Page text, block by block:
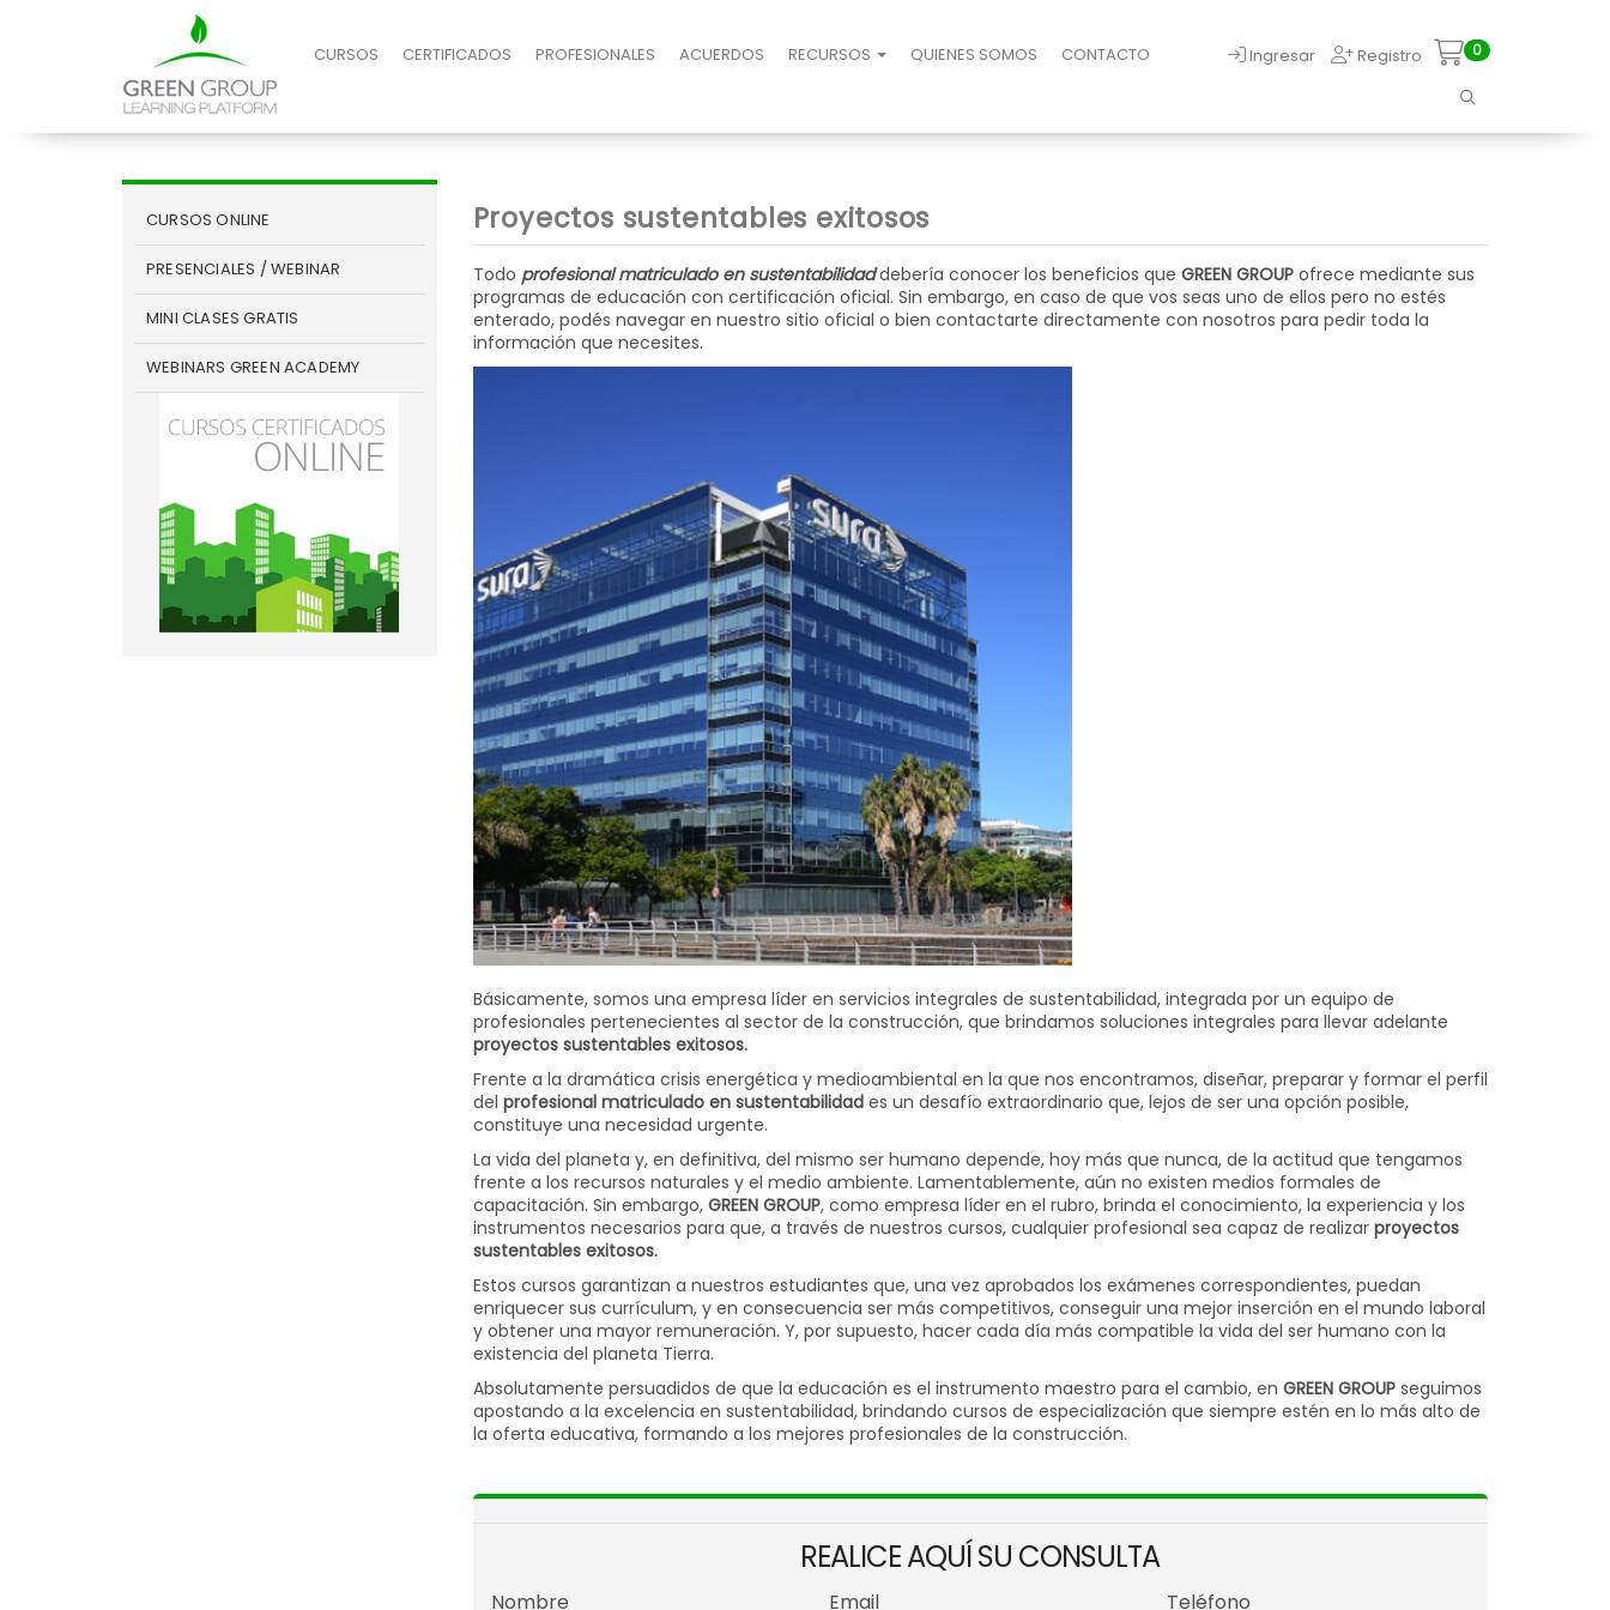
Ingresar Registro 0
CURSOS CERTIFICADOS PROFESIONALES ACUERDOS RECURSOS QUIENES SOMOS CONTACTO
CURSOS ONLINE
PRESENCIALES / WEBINAR
MINI CLASES GRATIS
WEBINARS GREEN ACADEMY
Proyectos sustentables exitosos
Todo profesional matriculado en sustentabilidaddebería conocer los beneficios que GREEN GROUPofrece mediante sus
programas de educación con certificación oficial. Sin embargo, en caso de que vos seas uno de ellos pero no estés
enterado, podés navegar en nuestro sitio oficial o bien contactarte directamente con nosotros para pedir toda la
información que necesites.
Básicamente, somos una empresa líder en servicios integrales de sustentabilidad, integrada por un equipo de
profesionales pertenecientes al sector de la construcción, que brindamos soluciones integrales para llevar adelante
proyectos sustentables exitosos.
Frente a la dramática crisis energética y medioambiental en la que nos encontramos, diseñar, preparar y formar el perfil
del profesional matriculado en sustentabilidades un desafío extraordinario que, lejos de ser una opción posible,
constituye una necesidad urgente.
La vida del planeta y, en definitiva, del mismo ser humano depende, hoy más que nunca, de la actitud que tengamos
frente a los recursos naturales y el medio ambiente. Lamentablemente, aún no existen medios formales de
capacitación. Sin embargo, GREEN GROUP, como empresa líder en el rubro, brinda el conocimiento, la experiencia y los
instrumentos necesarios para que, a través de nuestros cursos, cualquier profesional sea capaz de realizar proyectos
sustentables exitosos.
Estos cursos garantizan a nuestros estudiantes que, una vez aprobados los exámenes correspondientes, puedan
enriquecer sus currículum, y en consecuencia ser más competitivos, conseguir una mejor inserción en el mundo laboral
y obtener una mayor remuneración. Y, por supuesto, hacer cada día más compatible la vida del ser humano con la
existencia del planeta Tierra.
Absolutamente persuadidos de que la educación es el instrumento maestro para el cambio, en GREEN GROUPseguimos
apostando a la excelencia en sustentabilidad, brindando cursos de especialización que siempre estén en lo más alto de
la oferta educativa, formando a los mejores profesionales de la construcción.
REALICE AQUÍ SU CONSULTA
Nombre Email Teléfono